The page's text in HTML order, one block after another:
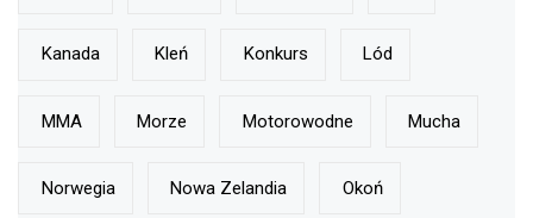
Kanada Kleń Konkurs Lód
MMA Morze Motorowodne Mucha
Norwegia Nowa Zelandia Okoń